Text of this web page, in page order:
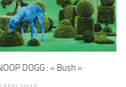
DOGG : « Bush »